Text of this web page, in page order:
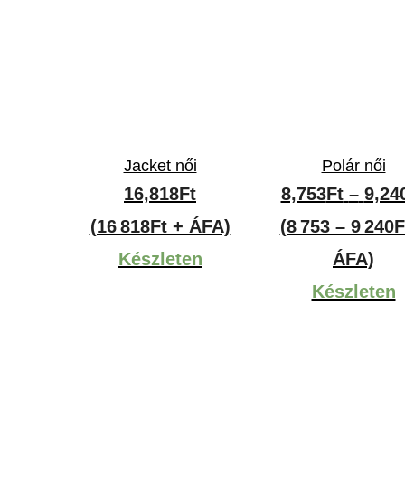
Jacket női
16,818Ft
(16 818Ft + ÁFA)
Készleten
Polár női
8,753Ft –
(8 753 – 9
ÁFA)
Készleten